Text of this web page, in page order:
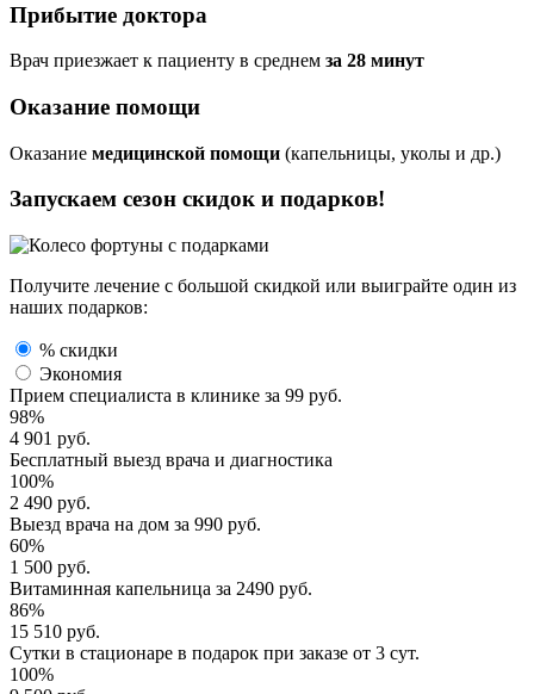
Прибытие доктора
Врач приезжает к пациенту в среднем за 28 минут
Оказание помощи
Оказание медицинской помощи (капельницы, уколы и др.)
Запускаем сезон скидок и подарков!
Получите лечение с большой скидкой или выиграйте один из
наших подарков:
% скидки
Экономия
Прием специалиста в клинике за 99 руб.
98%
4 901 руб.
Бесплатный выезд врача и диагностика
100%
2 490 руб.
Выезд врача на дом за 990 руб.
60%
1 500 руб.
Витаминная капельница за 2490 руб.
86%
15 510 руб.
Сутки в стационаре в подарок при заказе от 3 сут.
100%